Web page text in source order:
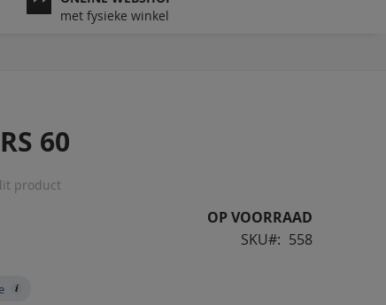
met fysieke winkel
60
product
OP VOORRAAD
SKU
558